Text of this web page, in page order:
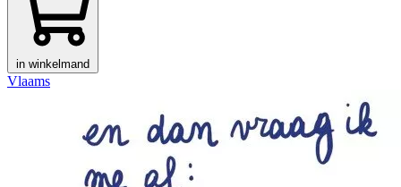
in winkelmand
Vlaams